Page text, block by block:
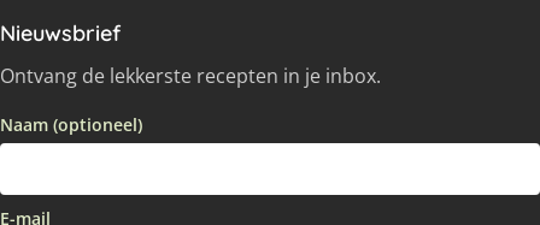
Nieuwsbrief
Ontvang de lekkerste recepten in je inbox.
Naam (optioneel)
E-mail